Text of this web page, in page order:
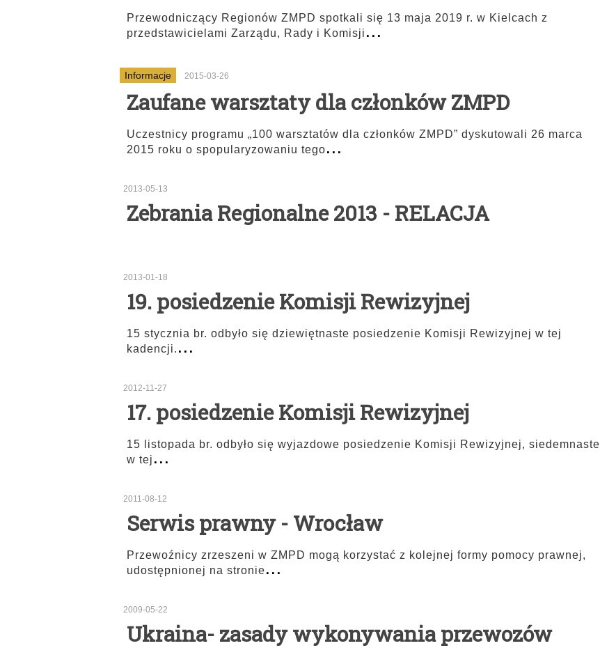
Przewodniczący Regionów ZMPD spotkali się 13 maja 2019 r. w Kielcach z
przedstawicielami Zarządu, Rady i Komisji ...
Informacje 2015-03-26
Zaufane warsztaty dla członków ZMPD
Uczestnicy programu „100 warsztatów dla członków ZMPD” dyskutowali 26 marca
2015 roku o spopularyzowaniu tego...
2013-05-13
Zebrania Regionalne 2013 - RELACJA
2013-01-18
19. posiedzenie Komisji Rewizyjnej
15 stycznia br. odbyło się dziewiętnaste posiedzenie Komisji Rewizyjnej w tej
kadencji....
2012-11-27
17. posiedzenie Komisji Rewizyjnej
15 listopada br. odbyło się wyjazdowe posiedzenie Komisji Rewizyjnej, siedemnaste
w tej...
2011-08-12
Serwis prawny - Wrocław
Przewoźnicy zrzeszeni w ZMPD mogą korzystać z kolejnej formy pomocy prawnej,
udostępnionej na stronie...
2009-05-22
Ukraina- zasady wykonywania przewozów